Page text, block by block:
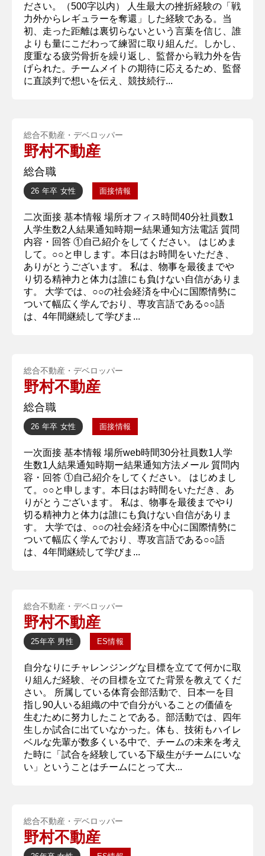
ださい。（500字以内） 人生最大の挫折経験の「戦
力外からレギュラーを奪還」した経験である。当
初、走った距離は裏切らないという言葉を信じ、誰
よりも量にこだわって練習に取り組んだ。しかし、
度重なる疲労骨折を繰り返し、監督から戦力外を告
げられた。チームメイトの期待に応えるため、監督
に直談判で想いを伝え、競技続行...
総合不動産・デベロッパー
野村不動産
総合職
26 年卒 女性 面接情報
二次面接 基本情報 場所オフィス時間40分社員数1
人学生数2人結果通知時期ー結果通知方法電話 質問
内容・回答 ①自己紹介をしてください。 はじめま
して。○○と申します。本日はお時間をいただき、
ありがとうございます。 私は、物事を最後までや
り切る精神力と体力は誰にも負けない自信がありま
す。 大学では、○○の社会経済を中心に国際情勢に
ついて幅広く学んでおり、専攻言語である○○語
は、4年間継続して学びま...
総合不動産・デベロッパー
野村不動産
総合職
26 年卒 女性 面接情報
一次面接 基本情報 場所web時間30分社員数1人学
生数1人結果通知時期ー結果通知方法メール 質問内
容・回答 ①自己紹介をしてください。 はじめまし
て。○○と申します。本日はお時間をいただき、あ
りがとうございます。 私は、物事を最後までやり
切る精神力と体力は誰にも負けない自信がありま
す。 大学では、○○の社会経済を中心に国際情勢に
ついて幅広く学んでおり、専攻言語である○○語
は、4年間継続して学びま...
総合不動産・デベロッパー
野村不動産
25年卒 男性 ES情報
自分なりにチャレンジングな目標を立てて何かに取
り組んだ経験、その目標を立てた背景を教えてくだ
さい。 所属している体育会部活動で、日本一を目
指し90人いる組織の中で自分がいることの価値を
生むために努力したことである。部活動では、四年
生しか試合に出ていなかった。体も、技術もハイレ
ベルな先輩が数多くいる中で、チームの未来を考え
た時に「試合を経験している下級生がチームにいな
い」ということはチームにとって大...
総合不動産・デベロッパー
野村不動産